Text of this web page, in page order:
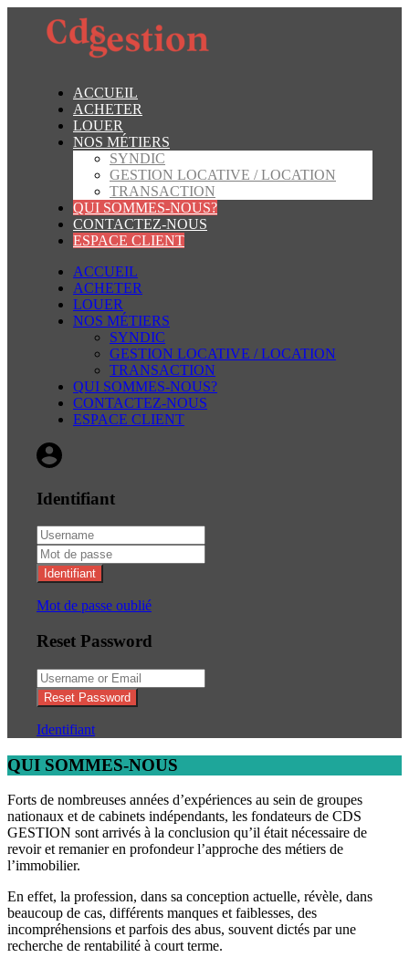
ACCUEIL
ACHETER
LOUER
NOS MÉTIERS
SYNDIC
GESTION LOCATIVE / LOCATION
TRANSACTION
QUI SOMMES-NOUS?
CONTACTEZ-NOUS
ESPACE CLIENT
ACCUEIL
ACHETER
LOUER
NOS MÉTIERS
SYNDIC
GESTION LOCATIVE / LOCATION
TRANSACTION
QUI SOMMES-NOUS?
CONTACTEZ-NOUS
ESPACE CLIENT
Identifiant
Identifiant
Mot de passe oublié
Reset Password
Reset Password
Identifiant
QUI SOMMES-NOUS
Forts de nombreuses années d’expériences au sein de groupes
nationaux et de cabinets indépendants, les fondateurs de CDS
GESTION sont arrivés à la conclusion qu’il était nécessaire de
revoir et remanier en profondeur l’approche des métiers de
l’immobilier.
En effet, la profession, dans sa conception actuelle, révèle, dans
beaucoup de cas, différents manques et faiblesses, des
incompréhensions et parfois des abus, souvent dictés par une
recherche de rentabilité à court terme.